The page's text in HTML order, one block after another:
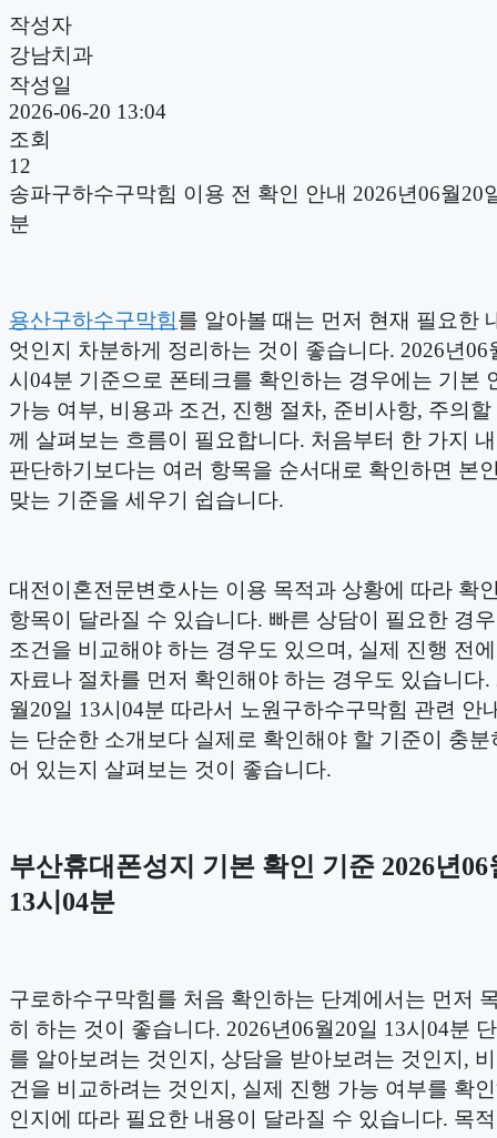
작성자
강남치과
작성일
2026-06-20 13:04
조회
12
송파구하수구막힘 이용 전 확인 안내 2026년06월20
분
용산구하수구막힘를 알아볼 때는 먼저 현재 필요한
엇인지 차분하게 정리하는 것이 좋습니다. 2026년06
시04분 기준으로 폰테크를 확인하는 경우에는 기본
가능 여부, 비용과 조건, 진행 절차, 준비사항, 주의
께 살펴보는 흐름이 필요합니다. 처음부터 한 가지
판단하기보다는 여러 항목을 순서대로 확인하면 본
맞는 기준을 세우기 쉽습니다.
대전이혼전문변호사는 이용 목적과 상황에 따라 확
항목이 달라질 수 있습니다. 빠른 상담이 필요한 경
조건을 비교해야 하는 경우도 있으며, 실제 진행 전
자료나 절차를 먼저 확인해야 하는 경우도 있습니다.
월20일 13시04분 따라서 노원구하수구막힘 관련 안
는 단순한 소개보다 실제로 확인해야 할 기준이 충분
어 있는지 살펴보는 것이 좋습니다.
부산휴대폰성지 기본 확인 기준 2026년06
13시04분
구로하수구막힘를 처음 확인하는 단계에서는 먼저
히 하는 것이 좋습니다. 2026년06월20일 13시04분
를 알아보려는 것인지, 상담을 받아보려는 것인지,
건을 비교하려는 것인지, 실제 진행 가능 여부를 확
인지에 따라 필요한 내용이 달라질 수 있습니다. 목